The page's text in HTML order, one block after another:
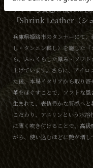
ソフトな質感と優れた
「Shrink Leather（シ
兵庫県姫路市のタンナーにて
し・タンニン鞣し）を施した
ら、ふっくらした厚み・ソフ
上げています。さらに、アイ
た後、本場イタリアから取り
革をほぐすことで、ソフトな
生まれて、表情豊かな質感へ
こだわり、アニリンという水
に薄く吹き付けることで、高
がら、使い込むほどに艶が増